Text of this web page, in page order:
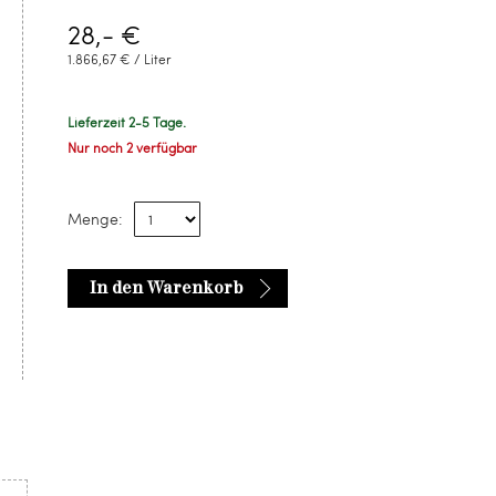
28,- €
1.866,67 € / Liter
Lieferzeit 2-5 Tage.
Nur noch 2 verfügbar
Menge:
In den Warenkorb